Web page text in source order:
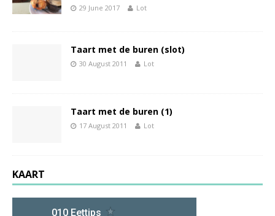
29 June 2017 Lot
Taart met de buren (slot)
30 August 2011 Lot
Taart met de buren (1)
17 August 2011 Lot
KAART